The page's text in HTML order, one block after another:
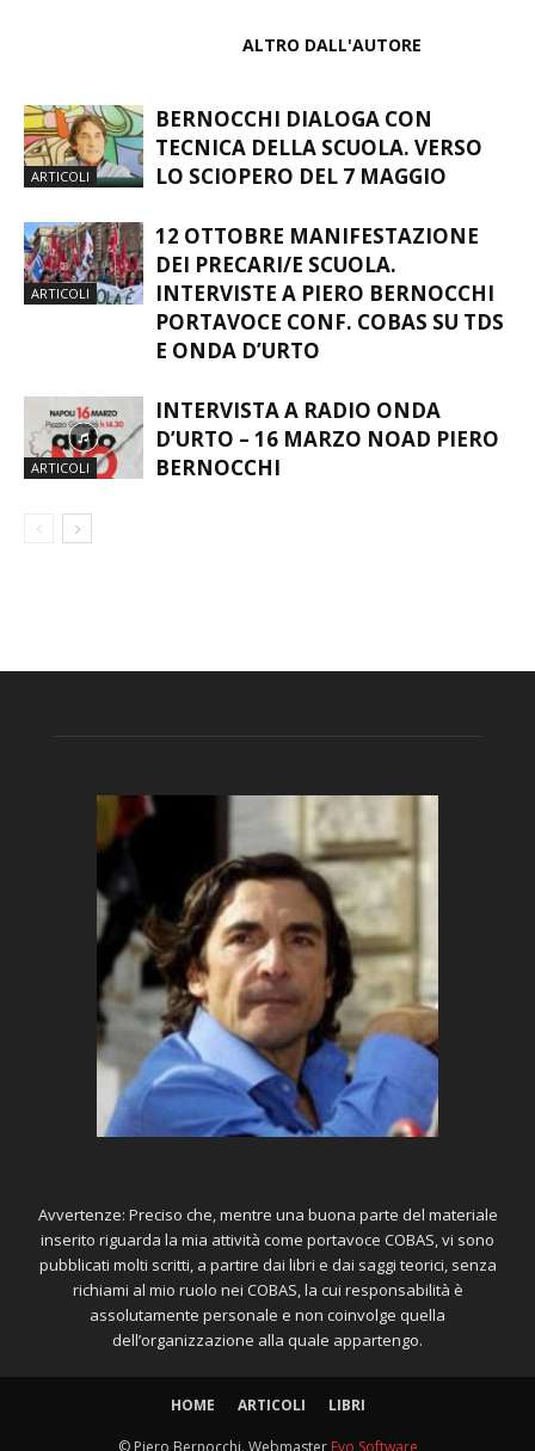
ALTRO DALL'AUTORE
ARTICOLI
BERNOCCHI DIALOGA CON
TECNICA DELLA SCUOLA. VERSO
LO SCIOPERO DEL 7 MAGGIO
ARTICOLI
12 OTTOBRE MANIFESTAZIONE
DEI PRECARI/E SCUOLA.
INTERVISTE A PIERO BERNOCCHI
PORTAVOCE CONF. COBAS SU TDS
E ONDA D’URTO
ARTICOLI
INTERVISTA A RADIO ONDA
D’URTO – 16 MARZO NOAD PIERO
BERNOCCHI
Avvertenze: Preciso che, mentre una buona parte del materiale
inserito riguarda la mia attività come portavoce COBAS, vi sono
pubblicati molti scritti, a partire dai libri e dai saggi teorici, senza
richiami al mio ruolo nei COBAS, la cui responsabilità è
assolutamente personale e non coinvolge quella
dell’organizzazione alla quale appartengo.
HOME ARTICOLI LIBRI
© Piero Bernocchi. Webmaster Evo Software